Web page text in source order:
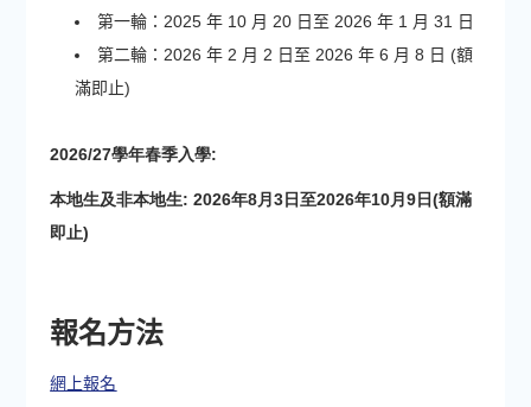
第一輪：2025 年 10 月 20 日至 2026 年 1 月 31 日
第二輪：2026 年 2 月 2 日至 2026 年 6 月 8 日 (額
滿即止)
2026/27學年春季入學:
本地生及非本地生: 2026年8月3日至2026年10月9日(額滿
即止)
報名方法
網上報名